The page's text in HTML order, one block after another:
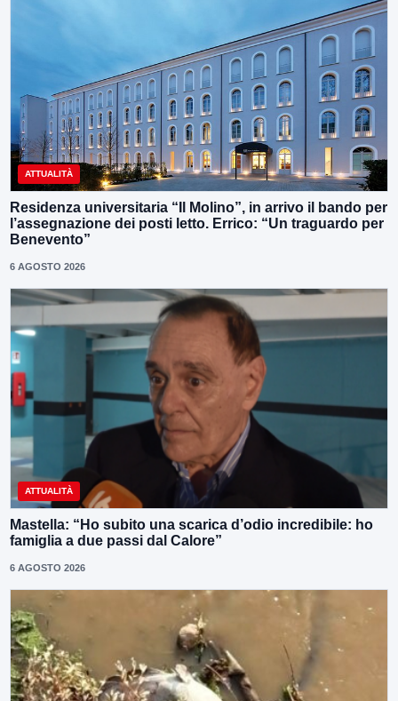
ATTUALITÀ
Residenza universitaria “Il Molino”, in arrivo il bando per
l’assegnazione dei posti letto. Errico: “Un traguardo per
Benevento”
6 AGOSTO 2026
ATTUALITÀ
Mastella: “Ho subito una scarica d’odio incredibile: ho
famiglia a due passi dal Calore”
6 AGOSTO 2026